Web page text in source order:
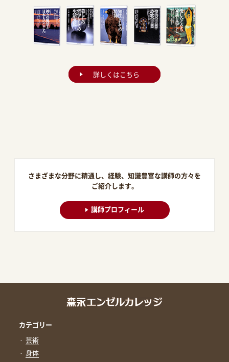
詳しくはこちら
さまざまな分野に精通し、経験、知識豊富な講師の方々を
ご紹介します。
講師プロフィール
カテゴリー
芸術
身体